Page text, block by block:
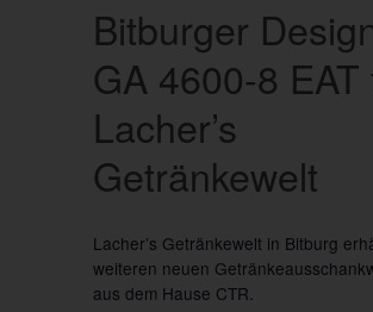
Bitburger
GA 4600-8 EAT
Lacher’s
Getränkewelt
Lacher’s Getränkewelt in Bitburg
weiteren neuen
aus dem Hause CTR.